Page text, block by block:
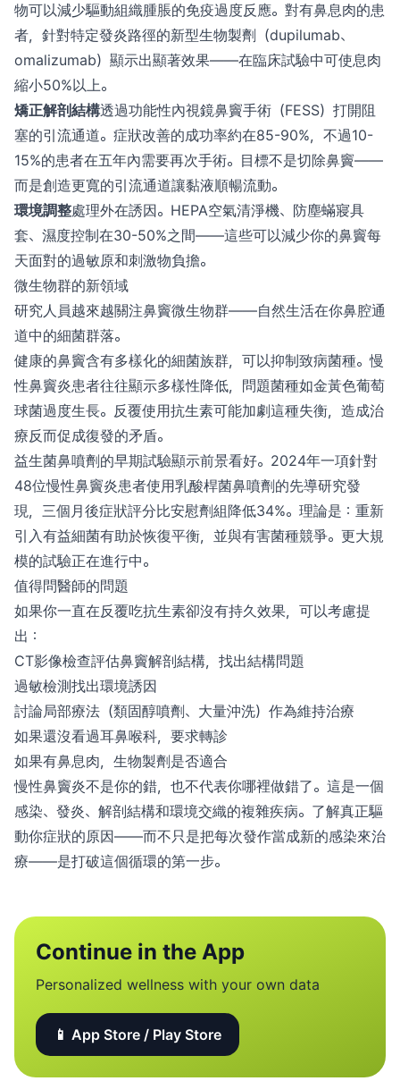
物可以減少驅動組織腫脹的免疫過度反應。對有鼻息肉的患
者，針對特定發炎路徑的新型生物製劑（dupilumab、
omalizumab）顯示出顯著效果——在臨床試驗中可使息肉
縮小50%以上。
矯正解剖結構透過功能性內視鏡鼻竇手術（FESS）打開阻
塞的引流通道。症狀改善的成功率約在85-90%，不過10-
15%的患者在五年內需要再次手術。目標不是切除鼻竇——
而是創造更寬的引流通道讓黏液順暢流動。
環境調整處理外在誘因。HEPA空氣清淨機、防塵蟎寢具
套、濕度控制在30-50%之間——這些可以減少你的鼻竇每
天面對的過敏原和刺激物負擔。
微生物群的新領域
研究人員越來越關注鼻竇微生物群——自然生活在你鼻腔通
道中的細菌群落。
健康的鼻竇含有多樣化的細菌族群，可以抑制致病菌種。慢
性鼻竇炎患者往往顯示多樣性降低，問題菌種如金黃色葡萄
球菌過度生長。反覆使用抗生素可能加劇這種失衡，造成治
療反而促成復發的矛盾。
益生菌鼻噴劑的早期試驗顯示前景看好。2024年一項針對
48位慢性鼻竇炎患者使用乳酸桿菌鼻噴劑的先導研究發
現，三個月後症狀評分比安慰劑組降低34%。理論是：重新
引入有益細菌有助於恢復平衡，並與有害菌種競爭。更大規
模的試驗正在進行中。
值得問醫師的問題
如果你一直在反覆吃抗生素卻沒有持久效果，可以考慮提
出：
CT影像檢查評估鼻竇解剖結構，找出結構問題
過敏檢測找出環境誘因
討論局部療法（類固醇噴劑、大量沖洗）作為維持治療
如果還沒看過耳鼻喉科，要求轉診
如果有鼻息肉，生物製劑是否適合
慢性鼻竇炎不是你的錯，也不代表你哪裡做錯了。這是一個
感染、發炎、解剖結構和環境交織的複雜疾病。了解真正驅
動你症狀的原因——而不只是把每次發作當成新的感染來治
療——是打破這個循環的第一步。
Continue in the App
Personalized wellness with your own data
📱 App Store / Play Store